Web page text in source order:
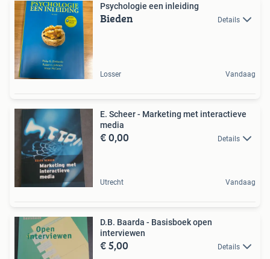
Psychologie een inleiding
Bieden Details
Losser Vandaag
E. Scheer - Marketing met interactieve
media
€ 0,00 Details
Utrecht Vandaag
D.B. Baarda - Basisboek open
interviewen
€ 5,00 Details